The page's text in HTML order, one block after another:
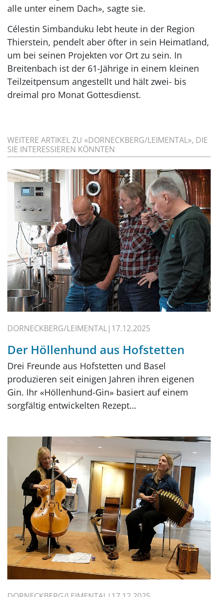
alle unter einem Dach», sagte sie.
Célestin Simbanduku lebt heute in der Region
Thierstein, pendelt aber öfter in sein Heimatland,
um bei seinen Projekten vor Ort zu sein. In
Breitenbach ist der 61-Jährige in einem kleinen
Teilzeitpensum angestellt und hält zwei- bis
dreimal pro Monat Gottesdienst.
WEITERE ARTIKEL ZU «DORNECKBERG/LEIMENTAL», DIE
SIE INTERESSIEREN KÖNNTEN
DORNECKBERG/LEIMENTAL 17.12.2025
Der Höllenhund aus Hofstetten
Drei Freunde aus Hofstetten und Basel
produzieren seit einigen Jahren ihren eigenen
Gin. Ihr «Höllenhund-Gin» basiert auf einem
sorgfältig entwickelten Rezept…